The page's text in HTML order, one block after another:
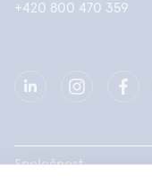
+420 800 470 359
Společnost